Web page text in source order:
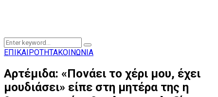
Search
for:
Search
ΕΠΙΚΑΙΡΟΤΗΤΑΚΟΙΝΩΝΙΑ
Αρτέμιδα: «Πονάει το χέρι μου, έχει
μουδιάσει» είπε στη μητέρα της η